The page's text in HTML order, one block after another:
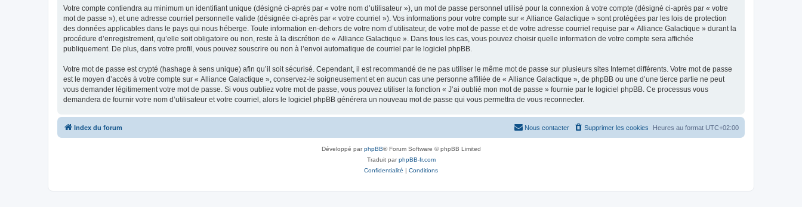
Votre compte contiendra au minimum un identifiant unique (désigné ci-après par « votre nom d’utilisateur »), un mot de passe personnel utilisé pour la connexion à votre compte (désigné ci-après par « votre
mot de passe »), et une adresse courriel personnelle valide (désignée ci-après par « votre courriel »). Vos informations pour votre compte sur « Alliance Galactique » sont protégées par les lois de protection
des données applicables dans le pays qui nous héberge. Toute information en-dehors de votre nom d’utilisateur, de votre mot de passe et de votre adresse courriel requise par « Alliance Galactique » durant la
procédure d’enregistrement, qu’elle soit obligatoire ou non, reste à la discrétion de « Alliance Galactique ». Dans tous les cas, vous pouvez choisir quelle information de votre compte sera affichée
publiquement. De plus, dans votre profil, vous pouvez souscrire ou non à l’envoi automatique de courriel par le logiciel phpBB.
Votre mot de passe est crypté (hashage à sens unique) afin qu’il soit sécurisé. Cependant, il est recommandé de ne pas utiliser le même mot de passe sur plusieurs sites Internet différents. Votre mot de passe
est le moyen d’accès à votre compte sur « Alliance Galactique », conservez-le soigneusement et en aucun cas une personne affiliée de « Alliance Galactique », de phpBB ou une d’une tierce partie ne peut
vous demander légitimement votre mot de passe. Si vous oubliez votre mot de passe, vous pouvez utiliser la fonction « J’ai oublié mon mot de passe » fournie par le logiciel phpBB. Ce processus vous
demandera de fournir votre nom d’utilisateur et votre courriel, alors le logiciel phpBB générera un nouveau mot de passe qui vous permettra de vous reconnecter.
Index du forum Heures au format UTC+02:00
Supprimer les cookies
Nous contacter
Développé parphpBB® Forum Software © phpBB Limited
Traduit parphpBB-fr.com
Confidentialité | Conditions